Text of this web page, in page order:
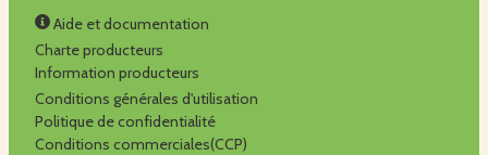
Aide et documentation
Charte producteurs
Information producteurs
Conditions générales d'utilisation
Politique de confidentialité
Conditions commerciales(CCP)